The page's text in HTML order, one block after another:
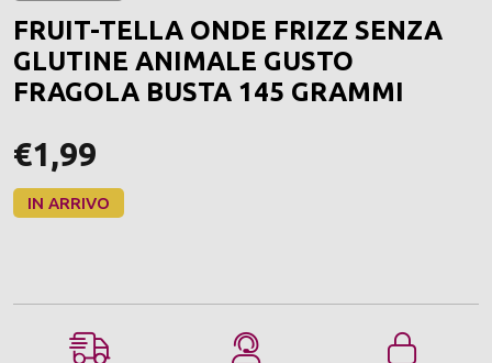
FRUIT-TELLA ONDE FRIZZ SENZA
GLUTINE ANIMALE GUSTO
FRAGOLA BUSTA 145 GRAMMI
€1,99
IN ARRIVO